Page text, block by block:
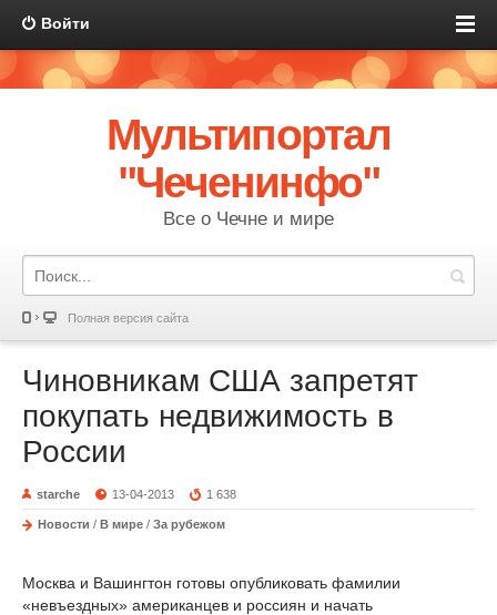
Войти
Мультипортал
"Чеченинфо"
Все о Чечне и мире
Полная версия сайта
Чиновникам США запретят
покупать недвижимость в
России
starche 13-04-2013 1 638
Новости / В мире / За рубежом
Москва и Вашингтон готовы опубликовать фамилии
«невъездных» американцев и россиян и начать